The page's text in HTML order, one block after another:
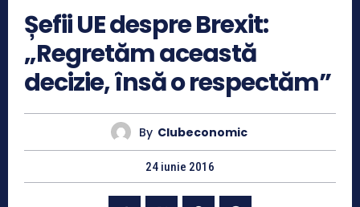
Șefii UE despre Brexit:
„Regretăm această
decizie, însă o respectăm”
By Clubeconomic
24 iunie 2016